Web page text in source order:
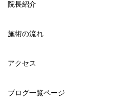
院長紹介
施術の流れ
アクセス
ブログ一覧ページ